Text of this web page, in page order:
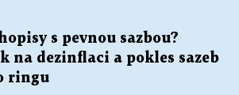
s pevnou sazbou?
na dezinflaci a pokles sazeb
ringu